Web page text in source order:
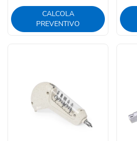
CALCOLA
PREVENTIVO